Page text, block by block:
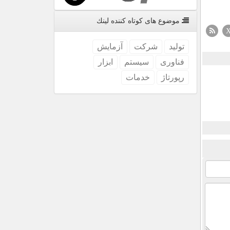
موضوع های كوتاه كننده لینك
تولید شركت
آزمایش
فناوری
سیستم
ابزار
رپورتاژ
خدمات